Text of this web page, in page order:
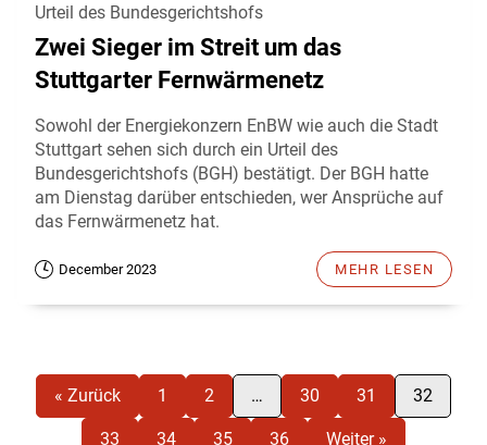
Urteil des Bundesgerichtshofs
Zwei Sieger im Streit um das
Stuttgarter Fernwärmenetz
Sowohl der Energiekonzern EnBW wie auch die Stadt
Stuttgart sehen sich durch ein Urteil des
Bundesgerichtshofs (BGH) bestätigt. Der BGH hatte
am Dienstag darüber entschieden, wer Ansprüche auf
das Fernwärmenetz hat.
December 2023 MEHR LESEN
« Zurück 1 2 … 30 31 32
33 34 35 36 Weiter »